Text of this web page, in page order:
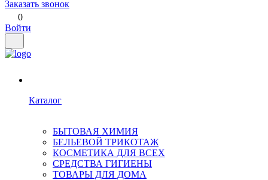
Заказать звонок
0
Войти
Каталог
БЫТОВАЯ ХИМИЯ
БЕЛЬЕВОЙ ТРИКОТАЖ
КОСМЕТИКА ДЛЯ ВСЕХ
СРЕДСТВА ГИГИЕНЫ
ТОВАРЫ ДЛЯ ДОМА